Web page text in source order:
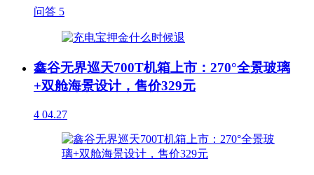
问答 5
鑫谷无界巡天700T机箱上市：270°全景玻璃
+双舱海景设计，售价329元
4 04.27